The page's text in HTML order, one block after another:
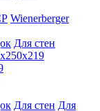
Wienerberger
Для стен
Для стен Для